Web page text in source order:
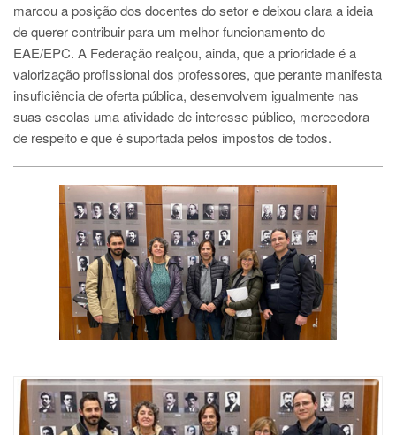
marcou a posição dos docentes do setor e deixou clara a ideia
de querer contribuir para um melhor funcionamento do
EAE/EPC. A Federação realçou, ainda, que a prioridade é a
valorização profissional dos professores, que perante manifesta
insuficiência de oferta pública, desenvolvem igualmente nas
suas escolas uma atividade de interesse público, merecedora
de respeito e que é suportada pelos impostos de todos.